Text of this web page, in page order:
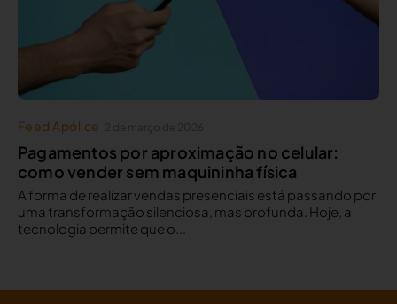
Feed Apólice
Pagamentos por aproximação no celular:
como vender sem maquininha física
A forma de realizar vendas presenciais está passando por
uma transformação silenciosa, mas profunda. Hoje, a
tecnologia permite que o...